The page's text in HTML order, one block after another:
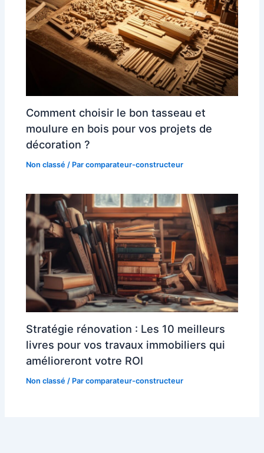
Comment choisir le bon tasseau et
moulure en bois pour vos projets de
décoration ?
Non classé / Parcomparateur-constructeur
Stratégie rénovation : Les 10 meilleurs
livres pour vos travaux immobiliers qui
amélioreront votre ROI
Non classé / Parcomparateur-constructeur